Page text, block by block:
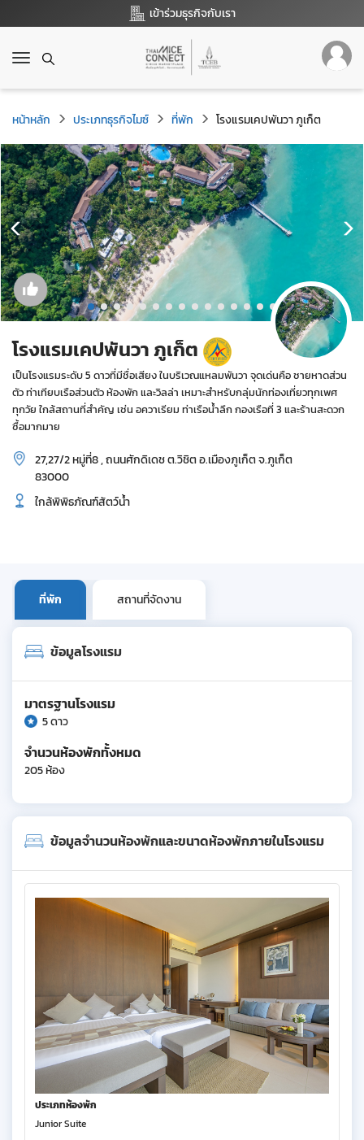
เข้าร่วมธุรกิจกับเรา
T
g
g
l
e
n
a
v
i
g
a
t
i
o
n
หน้าหลัก ประเภทธุรกิจไมซ์ ที่พัก โรงแรมเคปพันวา ภูเก็ต
โรงแรมเคปพันวา ภูเก็ต
เป็นโรงแรมระดับ 5 ดาวที่มีชื่อเสียง ในบริเวณแหลมพันวา จุดเด่นคือ ชายหาดส่วน
ตัว ท่าเทียบเรือส่วนตัว ห้องพัก และวิลล่า เหมาะสำหรับกลุ่มนักท่องเที่ยวทุกเพศ
ทุกวัย ใกล้สถานที่สำคัญ เช่น อควาเรียม ท่าเรือน้ำลึก กองเรือที่ 3 และร้านสะดวก
ซื้อมากมาย
27,27/2 หมู่ที่8 , ถนนศักดิเดช ต.วิชิต อ.เมืองภูเก็ต จ.ภูเก็ต
83000
ใกล้พิพิธภัณฑ์สัตว์น้ำ
ที่พัก สถานที่จัดงาน
ข้อมูลโรงแรม
มาตรฐานโรงแรม
5 ดาว
จำนวนห้องพักทั้งหมด
205 ห้อง
ข้อมูลจำนวนห้องพักและขนาดห้องพักภายในโรงแรม
ประเภทห้องพัก
Junior Suite